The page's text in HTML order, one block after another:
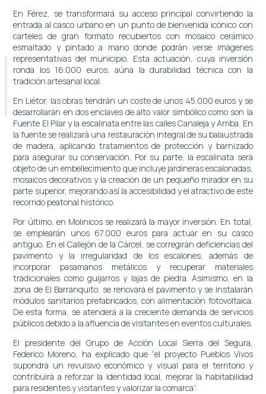
En Férez, se transformará su acceso principal convirtiendo la
entrada al casco urbano en un punto de bienvenida icónico con
carteles de gran formato recubiertos con mosaico cerámico
esmaltado y pintado a mano donde podrán verse imágenes
representativas del municipio. Esta actuación, cuya inversión
ronda los 16.000 euros, aúna la durabilidad técnica con la
tradición artesanal local.
En Liétor, las obras tendrán un coste de unos 45.000 euros y se
desarrollarán en dos enclaves de alto valor simbólico como son la
Fuente El Pilar y la escalinata entre las calles Canaleja y Arriba. En
la fuente se realizará una restauración integral de su balaustrada
de madera, aplicando tratamientos de protección y barnizado
para asegurar su conservación. Por su parte, la escalinata será
objeto de un embellecimiento que incluye jardineras escalonadas,
mosaicos decorativos y la creación de un pequeño mirador en su
parte superior, mejorando así la accesibilidad y el atractivo de este
recorrido peatonal histórico.
Por último, en Molinicos se realizará la mayor inversión. En total,
se emplearán unos 67.000 euros para actuar en su casco
antiguo. En el Callejón de la Cárcel, se corregirán deficiencias del
pavimento y la irregularidad de los escalones, además de
incorporar pasamanos metálicos y recuperar materiales
tradicionales como guijarros y lajas de piedra. Asimismo, en la
zona de El Barranquito, se renovará el pavimento y se instalarán
módulos sanitarios prefabricados, con alimentación fotovoltaica.
De esta forma, se atenderá a la creciente demanda de servicios
públicos debido a la afluencia de visitantes en eventos culturales.
El presidente del Grupo de Acción Local Sierra del Segura,
Federico Moreno, ha explicado que “el proyecto Pueblos Vivos
supondrá un revulsivo económico y visual para el territorio y
contribuirá a reforzar la identidad local, mejorar la habitabilidad
para residentes y visitantes y valorizar la comarca”.